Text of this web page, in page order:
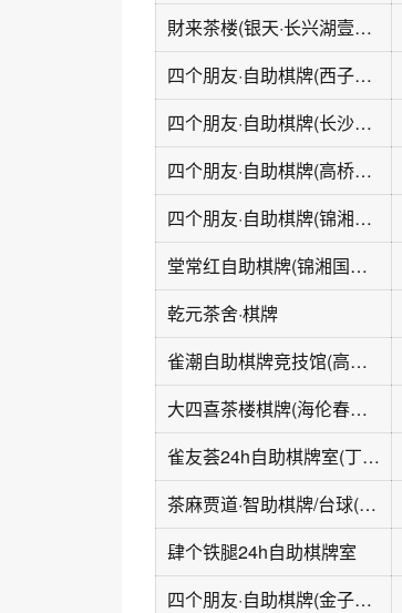
財来茶楼(银天·长兴湖壹号店)
四个朋友·自助棋牌(西子一间店)
四个朋友·自助棋牌(长沙锦绣苑店)
四个朋友·自助棋牌(高桥老二小区店)
四个朋友·自助棋牌(锦湘国际嘉雨路店)
堂常红自助棋牌(锦湘国际店)
乾元茶舍·棋牌
雀潮自助棋牌竞技馆(高桥店)
大四喜茶楼棋牌(海伦春天店)
雀友荟24h自助棋牌室(丁字镇店)
茶麻贾道·智助棋牌/台球(中南汽车世界店)
肆个铁腿24h自助棋牌室
四个朋友·自助棋牌(金子湾商业广场店)